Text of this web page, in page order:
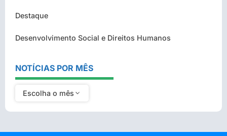
Destaque
Desenvolvimento Social e Direitos Humanos
NOTÍCIAS POR MÊS
Escolha o mês